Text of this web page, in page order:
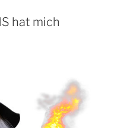
hat mich